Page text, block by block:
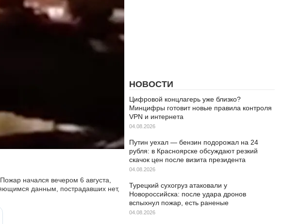
начался вечером 6 августа,
данным, пострадавших нет,
НОВОСТИ
Цифровой концлагерь уже близко?
Минцифры готовит новые правила контроля
VPN и интернета
04.08.2026
Путин уехал — бензин подорожал на 24
рубля: в Красноярске обсуждают резкий
скачок цен после визита президента
04.08.2026
Турецкий сухогруз атаковали у
Новороссийска: после удара дронов
вспыхнул пожар, есть раненые
04.08.2026